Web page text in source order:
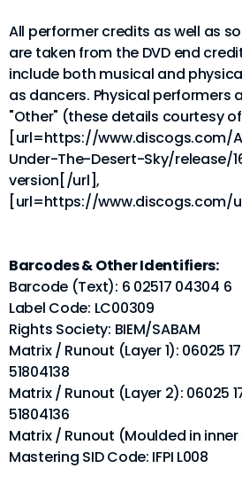
All performer credits as well as
are taken from the DVD end
include both musical and
as dancers. Physical performers
"Other" (these details courtesy
[url=https://www.discogs.com/
Under-The-Desert-Sky/release/
version[/url],
[url=https://www.discogs.com/
Barcodes & Other Identifiers:
Barcode (Text): 6 02517 04304 6
Label Code: LC00309
Rights Society: BIEM/SABAM
Matrix / Runout (Layer 1): 06025
51804138
Matrix / Runout (Layer 2): 06025
51804136
Matrix / Runout (Moulded in inner
Mastering SID Code: IFPI L008